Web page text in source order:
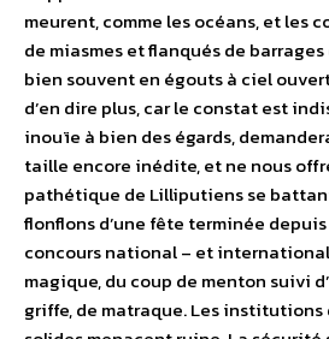
meurent, comme les océans, et les
de miasmes et flanqués de
bien souvent en égouts à ciel
d’en dire plus, car le constat est
inouïe à bien des égards,
taille encore inédite, et ne nous
pathétique de Lilliputiens se
flonflons d’une fête terminée
concours national – et
magique, du coup de menton suivi
griffe, de matraque. Les institutions